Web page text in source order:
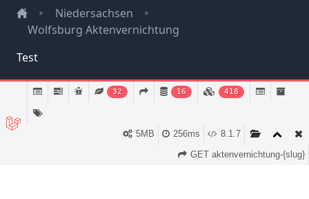
Niedersachsen
Wolfsburg Aktenvernichtung
Test
Impressum
Datenschutz
32 16 418
8.1.7
256ms
5MB
GET aktenvernichtung-{slug}